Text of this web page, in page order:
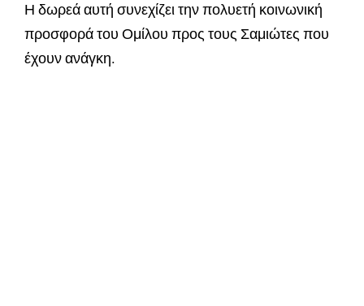
Η δωρεά αυτή συνεχίζει την πολυετή κοινωνική
προσφορά του Ομίλου προς τους Σαμιώτες που
έχουν ανάγκη.